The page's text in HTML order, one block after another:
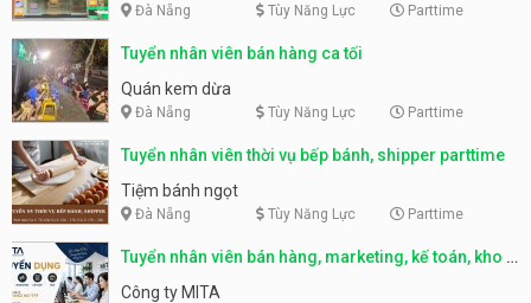
Đà Nẵng Tùy Năng Lực Parttime
Tuyển nhân viên bán hàng ca tối
Quán kem dừa
Đà Nẵng Tùy Năng Lực Parttime
Tuyển nhân viên thời vụ bếp bánh, shipper parttime
Tiệm bánh ngọt
Đà Nẵng Tùy Năng Lực Parttime
Tuyển nhân viên bán hàng, marketing, kế toán, kho –
parttime, fulltime
Công ty MITA